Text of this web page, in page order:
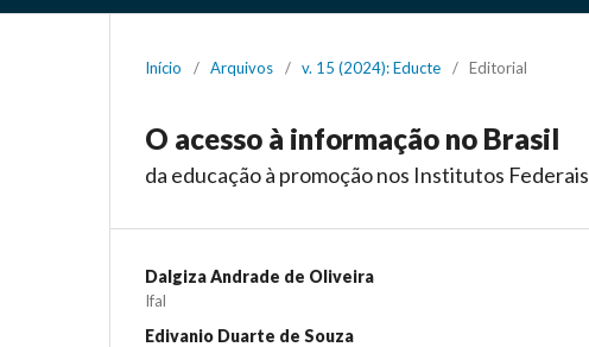
Início / Arquivos / v. 15 (2024): Educte / Editorial
O acesso à informação no Brasil
da educação à promoção nos Institutos Federais
Dalgiza Andrade de Oliveira
Ifal
Edivanio Duarte de Souza